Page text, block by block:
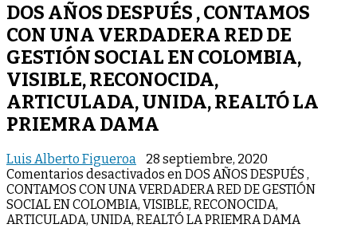
DOS AÑOS DESPUÉS , CONTAMOS
CON UNA VERDADERA RED DE
GESTIÓN SOCIAL EN COLOMBIA,
VISIBLE, RECONOCIDA,
ARTICULADA, UNIDA, REALTÓ LA
PRIEMRA DAMA
Luis Alberto Figueroa
28 septiembre, 2020
Comentarios desactivados en DOS AÑOS DESPUÉS ,
CONTAMOS CON UNA VERDADERA RED DE GESTIÓN
SOCIAL EN COLOMBIA, VISIBLE, RECONOCIDA,
ARTICULADA, UNIDA, REALTÓ LA PRIEMRA DAMA